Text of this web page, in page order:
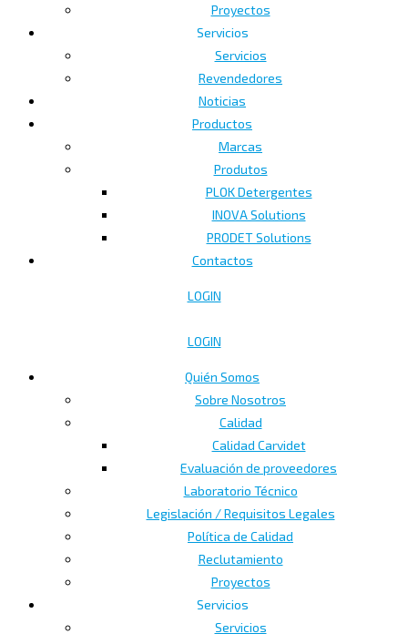
Proyectos
Servicios
Servicios
Revendedores
Noticias
Productos
Marcas
Produtos
PLOK Detergentes
INOVA Solutions
PRODET Solutions
Contactos
LOGIN
LOGIN
Quién Somos
Sobre Nosotros
Calidad
Calidad Carvidet
Evaluación de proveedores
Laboratorio Técnico
Legislación / Requisitos Legales
Política de Calidad
Reclutamiento
Proyectos
Servicios
Servicios